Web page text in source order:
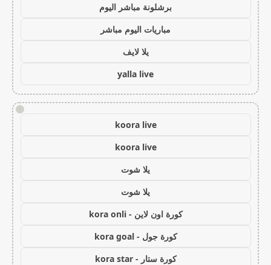
برشلونة مباشر اليوم
مباريات اليوم مباشر
يلا لايف
yalla live
!
koora live
koora live
يلا شوت
يلا شوت
كورة اون لاين - kora onli
كورة جول - kora goal
كورة ستار - kora star